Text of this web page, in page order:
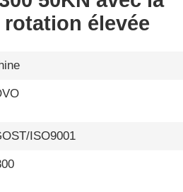
élevée
ISO9001